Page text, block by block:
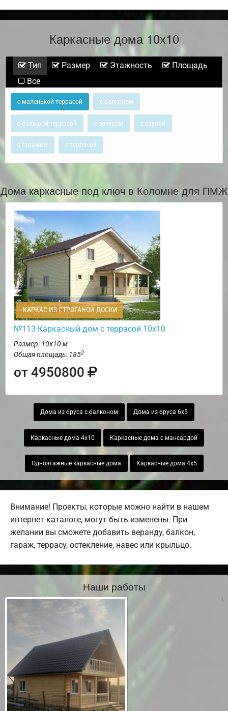
Каркасные дома 10х10
Тип Размер Этажность
Площадь
Все
с маленькой террасой с балконом
с большой террасой с эркером с сауной
с гаражом с террасой
Дома каркасные под ключ в Коломне для ПМЖ
КАРКАС ИЗ СТРОГАНОЙ ДОСКИ
№113 Каркасный дом с террасой 10х10
Размер: 10х10 м
Общая площадь: 1852
от 4950800
Дома из бруса с балконом Дома из бруса 6х5
Каркасные дома 4х10 Каркасные дома с мансардой
Одноэтажные каркасные дома Каркасные дома 4х5
Внимание! Проекты, которые можно найти в нашем
интернет-каталоге, могут быть изменены. При
желании вы сможете добавить веранду, балкон,
гараж, террасу, остекление, навес или крыльцо.
Наши работы